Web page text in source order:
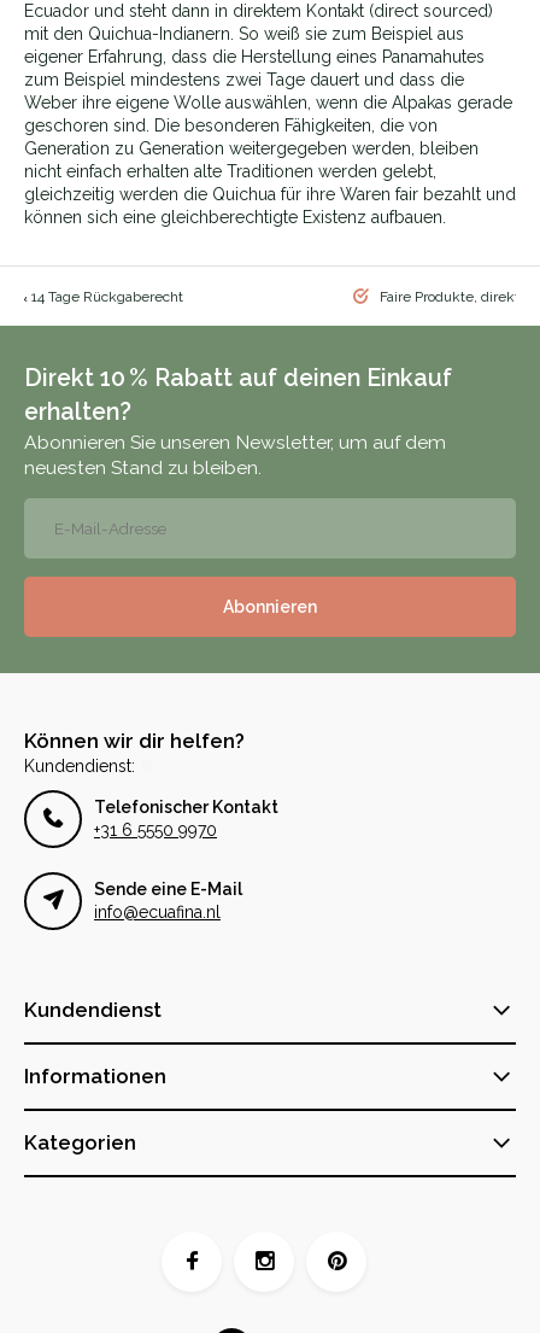
Ecuador und steht dann in direktem Kontakt (direct sourced)
mit den Quichua-Indianern. So weiß sie zum Beispiel aus
eigener Erfahrung, dass die Herstellung eines Panamahutes
zum Beispiel mindestens zwei Tage dauert und dass die
Weber ihre eigene Wolle auswählen, wenn die Alpakas gerade
geschoren sind. Die besonderen Fähigkeiten, die von
Generation zu Generation weitergegeben werden, bleiben
nicht einfach erhalten alte Traditionen werden gelebt,
gleichzeitig werden die Quichua für ihre Waren fair bezahlt und
können sich eine gleichberechtigte Existenz aufbauen.
& 14 Tage Rückgaberecht Faire Produkte, direkt
Direkt 10 % Rabatt auf deinen Einkauf
erhalten?
Abonnieren Sie unseren Newsletter, um auf dem
neuesten Stand zu bleiben.
Abonnieren
Können wir dir helfen?
Kundendienst:
Telefonischer Kontakt
+31 6 5550 9970
Sende eine E-Mail
info@ecuafina.nl
Kundendienst
Informationen
Kategorien